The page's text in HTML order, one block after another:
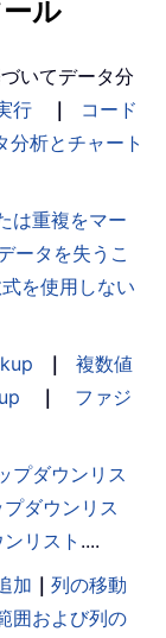
ル
づいてデータ分
行 ｜
コード
分析とチャート
は重複をマー
ータを失うこ
を使用しない
｜
複数値
｜
ファジ
プダウンリス
ダウンリス
リスト ....
加 ｜ 列の移動
囲および列の